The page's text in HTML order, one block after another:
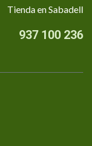
Tienda en Sabadell
937 100 236